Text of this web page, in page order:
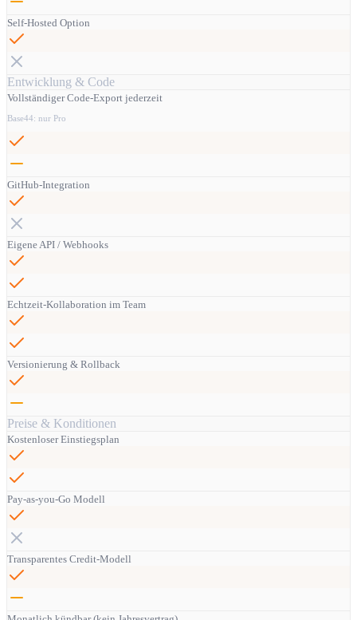
Self-Hosted Option
Entwicklung & Code
Vollständiger Code-Export jederzeit
Base44: nur Pro
GitHub-Integration
Eigene API / Webhooks
Echtzeit-Kollaboration im Team
Versionierung & Rollback
Preise & Konditionen
Kostenloser Einstiegsplan
Pay-as-you-Go Modell
Transparentes Credit-Modell